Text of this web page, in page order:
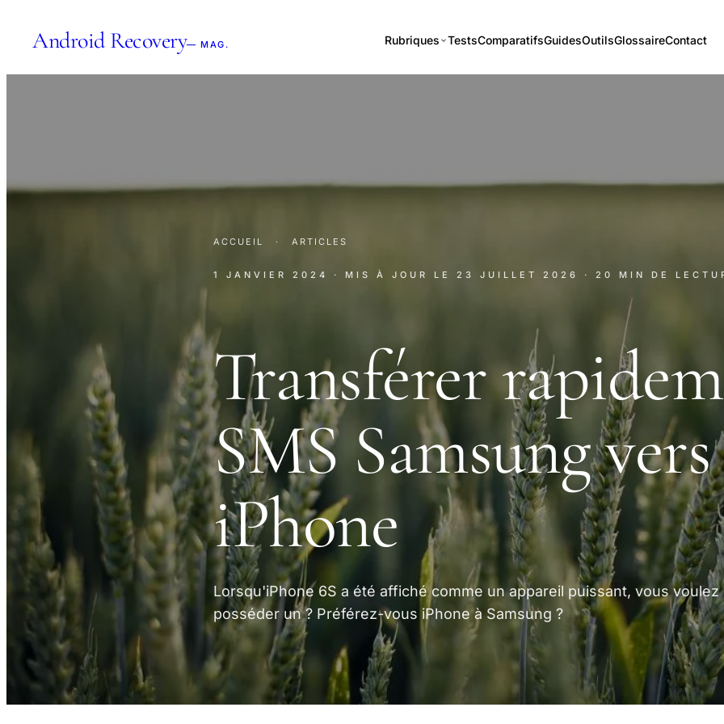
Android Recovery— MAG. Rubriques TestsComparatifsGuidesOutilsGlossaireContact
ACCUEIL · ARTICLES
1 JANVIER 2024 · MIS À JOUR LE 23 JUILLET 2026 · 20 MIN DE
Transférer
SMS Samsung vers
iPhone
Lorsqu'iPhone 6S a été affiché comme un appareil puissant, vous voulez
posséder un ? Préférez-vous iPhone à Samsung ?